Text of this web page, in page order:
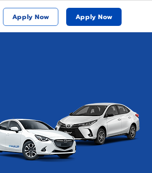
Apply Now Apply Now